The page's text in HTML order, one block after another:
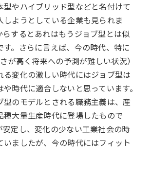
型やハイブリッド型などと名付けて
しようとしている企業も見られま
らするとあれはもうジョブ型とは似
す。さらに言えば、今の時代、特に
が高く将来への予測が難しい状況）
る変化の激しい時代にはジョブ型は
時代に適合しないと思っています。
型のモデルとされる職務主義は、産
種大量生産時代に登場したもので
安定し、変化の少ない工業社会の時
いましたが、今の時代にはフィット